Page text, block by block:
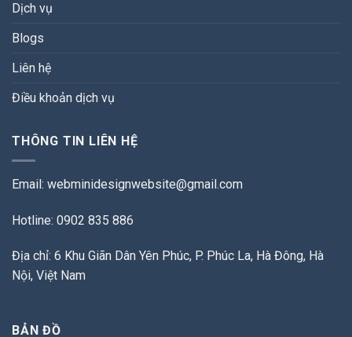
Dịch vụ
Blogs
Liên hệ
Điều khoản dịch vụ
THÔNG TIN LIÊN HỆ
Email: webminidesignwebsite@gmail.com
Hotline: 0902 835 886
Địa chỉ: 6 Khu Giãn Dân Yên Phúc, P. Phúc La, Hà Đông, Hà
Nội, Việt Nam
BẢN ĐỒ